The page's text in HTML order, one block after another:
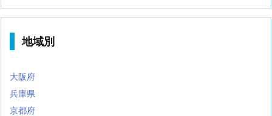
地域別
大阪府
兵庫県
京都府